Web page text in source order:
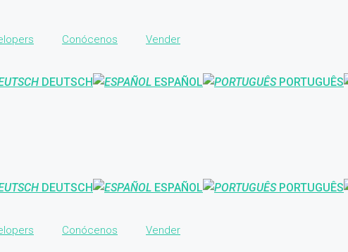
Conócenos
Vender
DEUTSCH ESPAÑOL PORTUGUÊS
DEUTSCH ESPAÑOL PORTUGUÊS
Conócenos Vender